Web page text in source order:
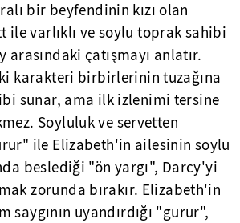
bir beyfendinin kızı olan
ile varlıklı ve soylu toprak sahibi
çatışmayı anlatır.
karakteri birbirlerinin tuzağına
sunar, ama ilk izlenimi tersine
Soyluluk ve servetten
ile Elizabeth'in ailesinin soylu
beslediği "ön yargı", Darcy'yi
zorunda bırakır. Elizabeth'in
saygının uyandırdığı "gurur",